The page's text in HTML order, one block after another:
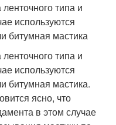
типа и
используются
битумная мастика
типа и
используются
битумная мастика.
ясно, что
в этом случае